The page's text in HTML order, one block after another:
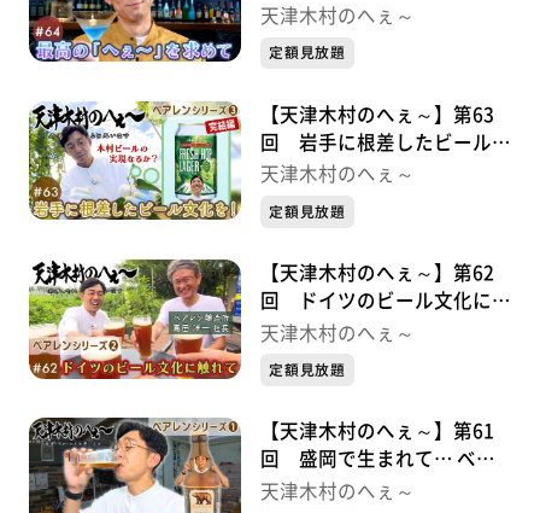
て エミシとアイヌシリーズ➀
天津木村のへぇ～
定額見放題
【天津木村のへぇ～】第63
回 岩手に根差したビール文
化を！ べアレンシリーズ③
天津木村のへぇ～
定額見放題
【天津木村のへぇ～】第62
回 ドイツのビール文化に触
れて べアレンシリーズ②
天津木村のへぇ～
定額見放題
【天津木村のへぇ～】第61
回 盛岡で生まれて… べア
レンシリーズ➀
天津木村のへぇ～